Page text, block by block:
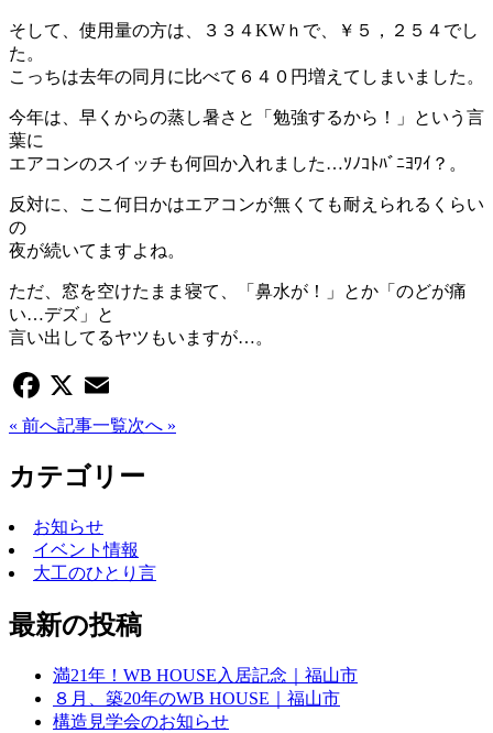
そして、使用量の方は、３３４KWｈで、￥５，２５４でし
た。
こっちは去年の同月に比べて６４０円増えてしまいました。
今年は、早くからの蒸し暑さと「勉強するから！」という言
葉に
エアコンのスイッチも何回か入れました…ｿﾉｺﾄﾊﾞﾆﾖﾜｲ？。
反対に、ここ何日かはエアコンが無くても耐えられるくらい
の
夜が続いてますよね。
ただ、窓を空けたまま寝て、「鼻水が！」とか「のどが痛
い…デズ」と
言い出してるヤツもいますが…。
Facebook
X Email
« 前へ記事一覧次へ »
カテゴリー
お知らせ
イベント情報
大工のひとり言
最新の投稿
満21年！WB HOUSE入居記念｜福山市
８月、築20年のWB HOUSE｜福山市
構造見学会のお知らせ